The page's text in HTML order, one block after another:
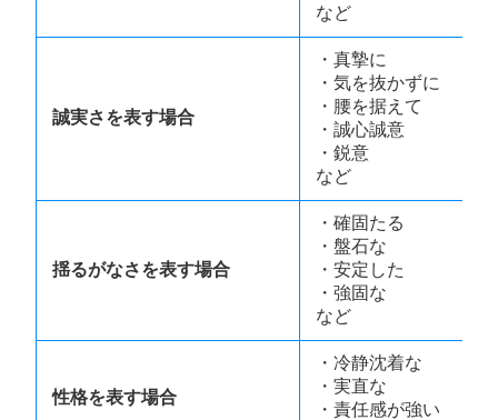
など
誠実さを表す場合
・真摯に
・気を抜かずに
・腰を据えて
・誠心誠意
・鋭意
など
揺るがなさを表す場合
・確固たる
・盤石な
・安定した
・強固な
など
性格を表す場合
・冷静沈着な
・実直な
・責任感が強い